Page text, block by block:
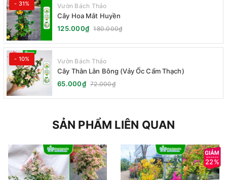
- 31% Vườn Bách Thảo
Cây Hoa Mắt Huyền
125.000₫ 180.000₫
- 10% Vườn Bách Thảo
Cây Thằn Lằn Bông (Vảy Ốc Cẩm Thạch)
65.000₫ 72.000₫
SẢN PHẨM LIÊN QUAN
22%